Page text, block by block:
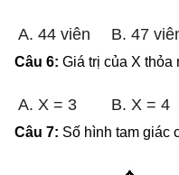
A. 44 viên B. 47
Câu 6: Giá trị của X thỏa
A. X = 3 B. X = 4
Câu 7: Số hình tam giác